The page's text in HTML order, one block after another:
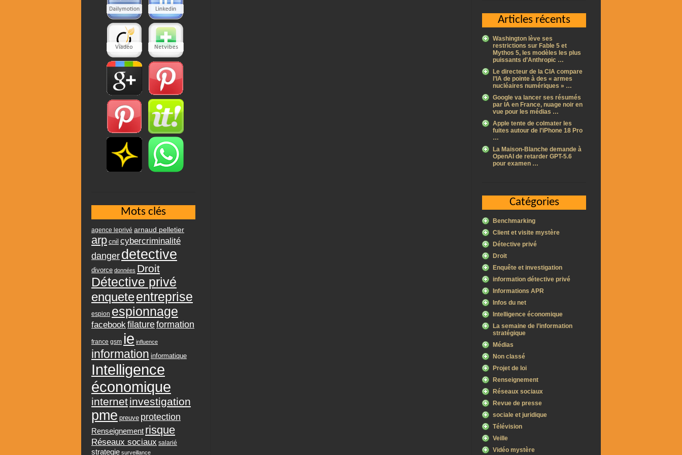
Articles récents
Washington lève ses
restrictions sur Fable 5 et
Mythos 5, les modèles les plus
puissants d’Anthropic …
Le directeur de la CIA compare
l’IA de pointe à des « armes
nucléaires numériques » …
Google va lancer ses résumés
par IA en France, nuage noir en
vue pour les médias …
Apple tente de colmater les
fuites autour de l’iPhone 18 Pro
…
La Maison-Blanche demande à
OpenAI de retarder GPT-5.6
pour examen …
Catégories
Benchmarking
Client et visite mystère
Détective privé
Droit
Enquête et investigation
information détective privé
Informations APR
Infos du net
Intelligence économique
La semaine de l’information
stratégique
Médias
Non classé
Projet de loi
Renseignement
Réseaux sociaux
Revue de presse
sociale et juridique
Télévision
Veille
Vidéo mystère
Mots clés
agence leprivé arnaud pelletier
arp cnil cybercriminalité
danger detective
divorce données Droit
Détective privé
enqueteentreprise
espion espionnage
facebookfilatureformation
france gsm ie influence
information informatique
Intelligence
économique
internetinvestigation
pme preuve protection
Renseignement risque
Réseaux sociaux salarié
strategie surveillance